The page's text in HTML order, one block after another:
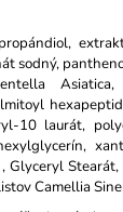
sodný,
10 laurát,
Glyceryl
Camellia